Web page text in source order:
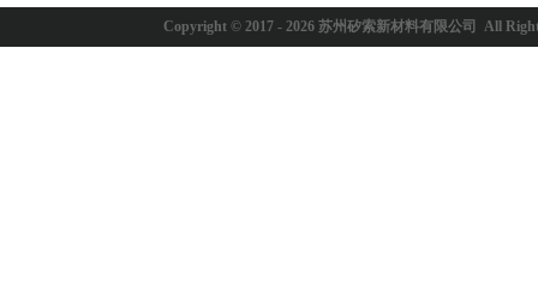
Copyright © 2017 -2026苏州矽索新材料有限公司 All